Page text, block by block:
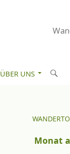
S
h
n
ÜBER UNS
nach
Datum